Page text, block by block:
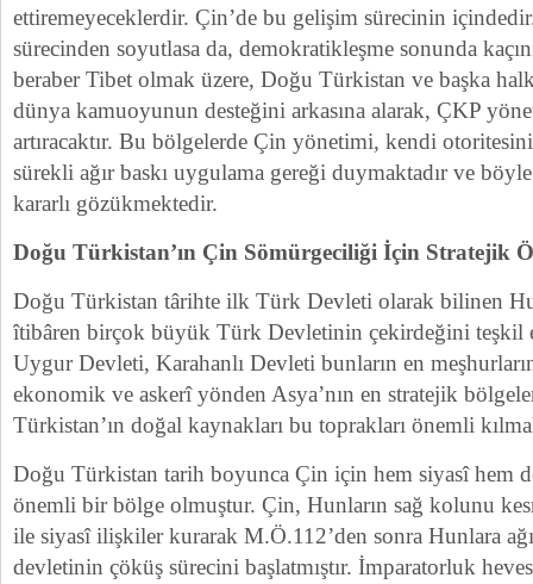
ettiremeyeceklerdir. Çin’de bu gelişim sürecinin
sürecinden soyutlasa da, demokratikleşme sonunda
beraber Tibet olmak üzere, Doğu Türkistan ve başka
dünya kamuoyunun desteğini arkasına alarak, ÇKP
artıracaktır. Bu bölgelerde Çin yönetimi, kendi
sürekli ağır baskı uygulama gereği duymaktadır ve
kararlı gözükmektedir.
Doğu Türkistan’ın Çin Sömürgeciliği İçin Stratejik
Doğu Türkistan târihte ilk Türk Devleti olarak bilinen
îtibâren birçok büyük Türk Devletinin çekirdeğini teşkil
Uygur Devleti, Karahanlı Devleti bunların en
ekonomik ve askerî yönden Asya’nın en stratejik
Türkistan’ın doğal kaynakları bu toprakları önemli
Doğu Türkistan tarih boyunca Çin için hem siyasî hem
önemli bir bölge olmuştur. Çin, Hunların sağ kolunu
ile siyasî ilişkiler kurarak M.Ö.112’den sonra Hunlara
devletinin çöküş sürecini başlatmıştır. İmparatorluk